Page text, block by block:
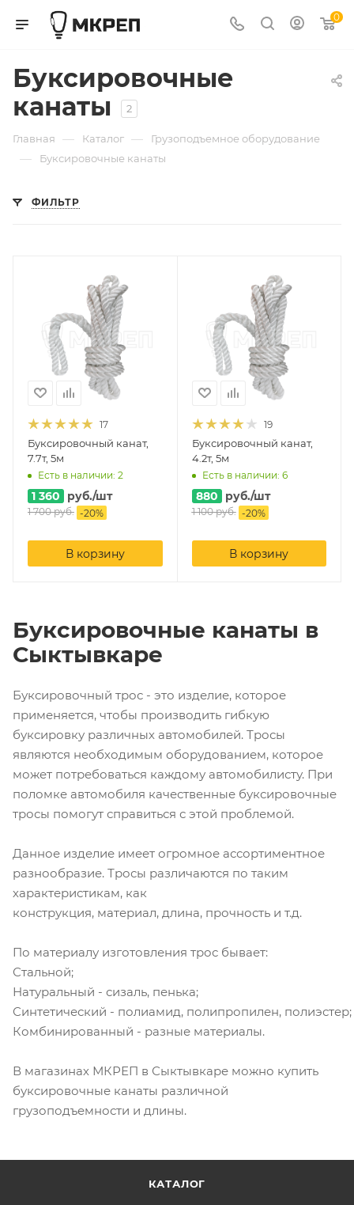
0
Буксировочные
канаты
2
Главная — Каталог — Грузоподъемное оборудование
— Буксировочные канаты
ФИЛЬТР
17
Буксировочный канат,
7.7т, 5м
Есть в наличии: 2
1 360 руб./шт
1 700руб. -20%
В корзину
19
Буксировочный канат,
4.2т, 5м
Есть в наличии: 6
880 руб./шт
1 100руб. -20%
В корзину
Буксировочные канаты в
Сыктывкаре
Буксировочный трос - это изделие, которое
применяется, чтобы производить гибкую
буксировку различных автомобилей. Тросы
являются необходимым оборудованием, которое
может потребоваться каждому автомобилисту. При
поломке автомобиля качественные буксировочные
тросы помогут справиться с этой проблемой.
Данное изделие имеет огромное ассортиментное
разнообразие. Тросы различаются по таким
характеристикам, как
конструкция, материал, длина, прочность и т.д.
По материалу изготовления трос бывает:
Стальной;
Натуральный - сизаль, пенька;
Синтетический - полиамид, полипропилен, полиэстер;
Комбинированный - разные материалы.
В магазинах МКРЕП в Сыктывкаре можно купить
буксировочные канаты различной
грузоподъемности и длины.
КАТАЛОГ